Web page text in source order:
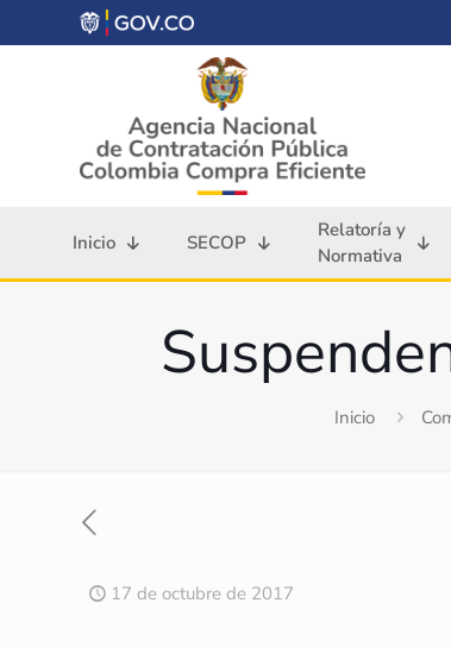
Inicio SECOP
Relatoría y
Normativa
Inicio
17 de octubre de 2017